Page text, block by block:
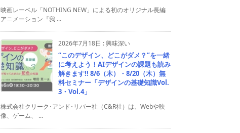
映画レーベル「NOTHING NEW」による初のオリジナル長編
アニメーション『我 ...
2026年7月18日 :興味深い
“このデザイン、どこがダメ？”を一緒
に考えよう！AIデザインの課題も読み
解きます!! 8/6（木）・8/20（木）無
料セミナー「デザインの基礎知識Vol.
3・Vol.4」
株式会社クリーク･アンド･リバー社（C&R社）は、Webや映
像、ゲーム、 ...